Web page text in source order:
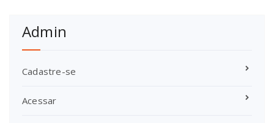
Admin
Cadastre-se
Acessar